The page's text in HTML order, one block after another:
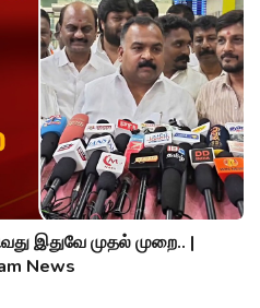
இதுவே முதல் முறை.. |
News